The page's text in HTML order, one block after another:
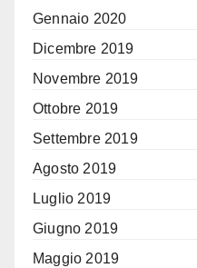
Gennaio 2020
Dicembre 2019
Novembre 2019
Ottobre 2019
Settembre 2019
Agosto 2019
Luglio 2019
Giugno 2019
Maggio 2019